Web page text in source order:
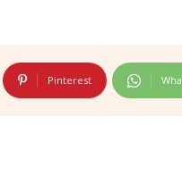
Pinterest